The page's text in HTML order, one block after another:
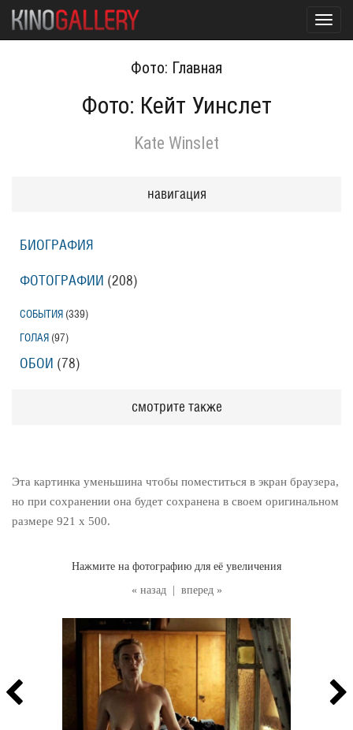
Фото: Главная
Фото: Кейт Уинслет
Kate Winslet
« назад вперед »
Нажмите на фотографию для её увеличения
Эта картинка уменьшина чтобы поместиться в экран браузера,
но при сохранении она будет сохранена в своем оригинальном
размере 921 x 500.
навигация
БИОГРАФИЯ
ФОТОГРАФИИ (208)
СОБЫТИЯ (339)
ГОЛАЯ (97)
ОБОИ (78)
смотрите также